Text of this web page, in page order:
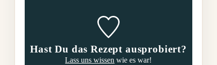
Hast Du das Rezept ausprobiert?
Lass uns wissen wie es war!